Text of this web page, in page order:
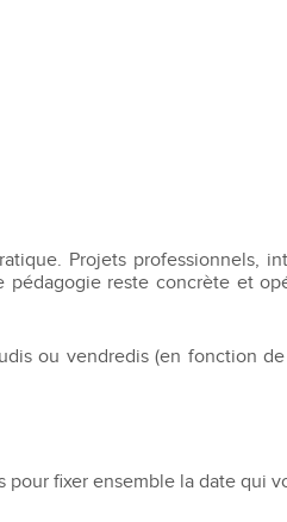
Projets professionnels,
reste concrète et
ou vendredis (en fonction
fixer ensemble la date qui